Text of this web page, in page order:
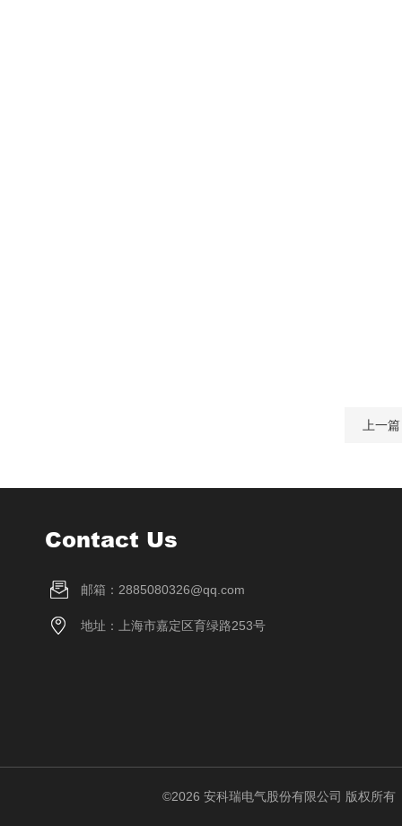
上一
Contact Us
邮箱：2885080326@qq.com
地址：上海市嘉定区育绿路253号
©2026 安科瑞电气股份有限公司 版权所